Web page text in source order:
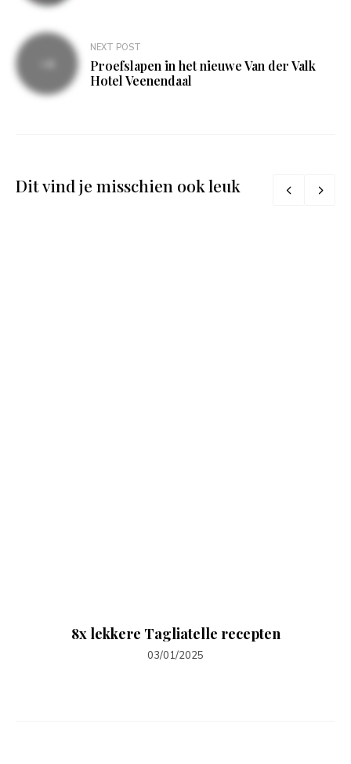
NEXT POST
Proefslapen in het nieuwe Van der Valk
Hotel Veenendaal
Dit vind je misschien ook leuk
8x lekkere Tagliatelle recepten
03/01/2025